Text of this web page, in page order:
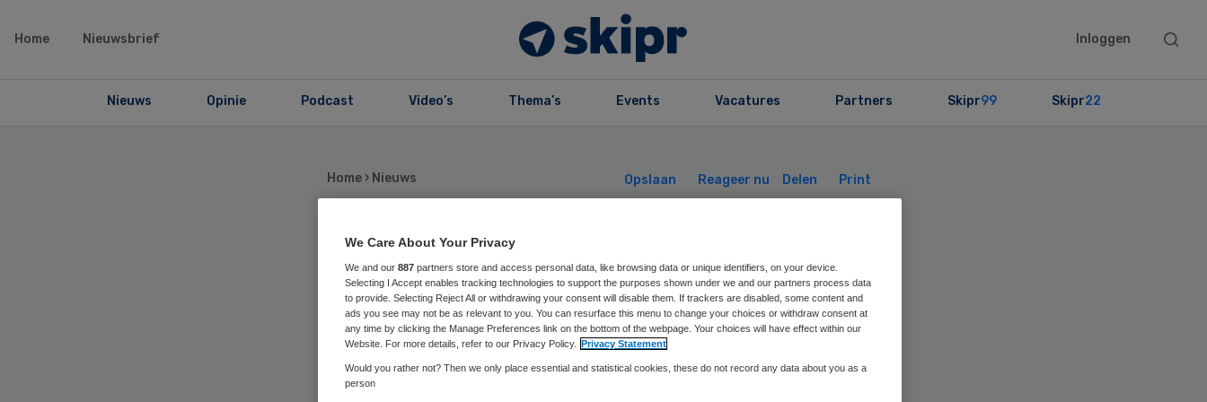
Home Nieuwsbrief Inloggen
Search
Nieuws Opinie Podcast Video’s Thema’s Events Vacatures Partners Skipr99 Skipr22
Home › Nieuws Opslaan Reageer nu Delen Print
Eerste gipsvlucht
geland in Rotterdam
We Care About Your Privacy
We and our 887 partners store and access personal data, like browsing data or unique identifiers, on your device.
Selecting I Accept enables tracking technologies to support the purposes shown under we and our partners process data
to provide. Selecting Reject All or withdrawing your consent will disable them. If trackers are disabled, some content and
ads you see may not be as relevant to you. You can resurface this menu to change your choices or withdraw consent at
any time by clicking the Manage Preferences link on the bottom of the webpage. Your choices will have effect within our
Website. For more details, refer to our Privacy Policy. Privacy Statement
Would you rather not? Then we only place essential and statistical cookies, these do not record any data about you as a
person